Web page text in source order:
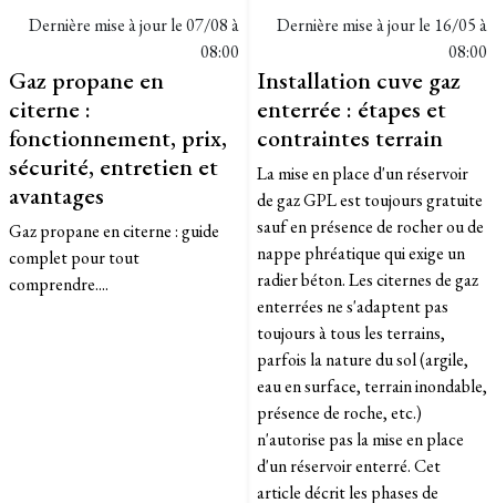
Dernière mise à jour le07/08 à
08:00
Gaz propane en
citerne :
fonctionnement, prix,
sécurité, entretien et
avantages
Gaz propane en citerne : guide
complet pour tout
comprendre....
Dernière mise à jour le 16/05 à
08:00
Installation cuve gaz
enterrée : étapes et
contraintes terrain
La mise en place d'un réservoir
de gaz GPL est toujours gratuite
sauf en présence de rocher ou de
nappe phréatique qui exige un
radier béton. Les citernes de gaz
enterrées ne s'adaptent pas
toujours à tous les terrains,
parfois la nature du sol (argile,
eau en surface, terrain inondable,
présence de roche, etc.)
n'autorise pas la mise en place
d'un réservoir enterré. Cet
article décrit les phases de